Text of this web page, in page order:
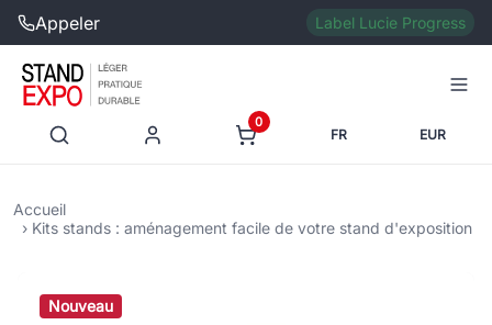
Appeler Label Lucie Progress
0
FR EUR
Accueil
Kits stands : aménagement facile de votre stand d'exposition
Nouveau